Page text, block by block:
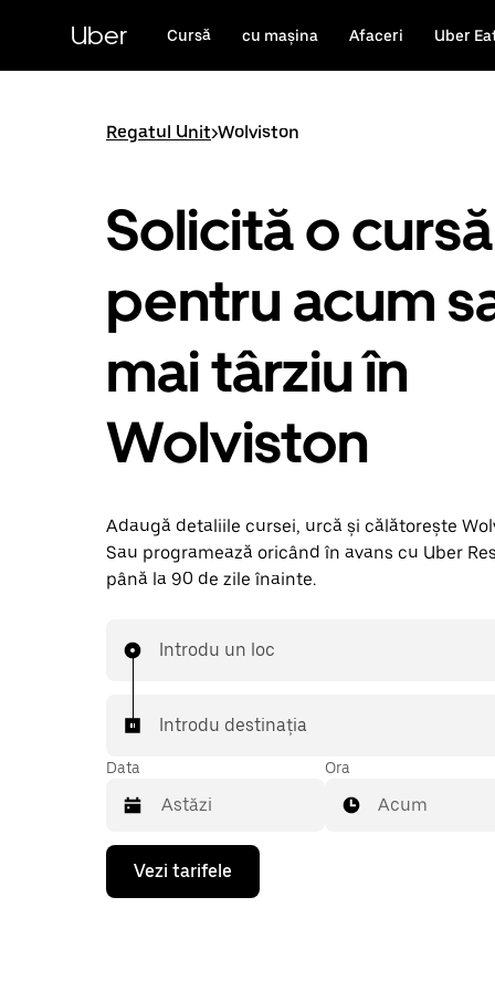
conținutul
principal
Uber Cursă cu mașina Afaceri Uber
Regatul Unit>Wolviston
Solicită o cursă
pentru acum
mai târziu în
Wolviston
Adaugă detaliile cursei, urcă și călătorește
Sau programează oricând în avans cu Uber
până la 90 de zile înainte.
Introdu un loc
Introdu destinația
Data
Pentru
deschide
Ora
Acum
Vezi tarifele